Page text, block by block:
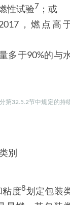
性试验7 ；或
，燃点高
多于90%的与
第32.5.2节中规定的持
別
粘度8划定包装